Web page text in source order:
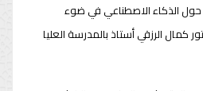
الذكاء الاصطناعي في ضوء
كمال الرزقي أستاذ بالمدرسة العليا